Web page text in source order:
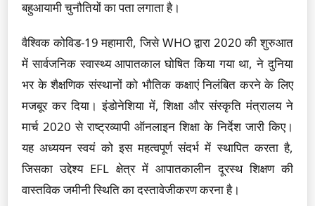
बहुआयामी चुनौतियों का पता लगाता है।
वैश्विक कोविड-19 महामारी, जिसे WHO द्वारा 2020 की शुरुआत
में सार्वजनिक स्वास्थ्य आपातकाल घोषित किया गया था, ने दुनिया
भर के शैक्षणिक संस्थानों को भौतिक कक्षाएं निलंबित करने के लिए
मजबूर कर दिया। इंडोनेशिया में, शिक्षा और संस्कृति मंत्रालय ने
मार्च 2020 से राष्ट्रव्यापी ऑनलाइन शिक्षा के निर्देश जारी किए।
यह अध्ययन स्वयं को इस महत्वपूर्ण संदर्भ में स्थापित करता है,
जिसका उद्देश्य EFL क्षेत्र में आपातकालीन दूरस्थ शिक्षण की
वास्तविक जमीनी स्थिति का दस्तावेजीकरण करना है।